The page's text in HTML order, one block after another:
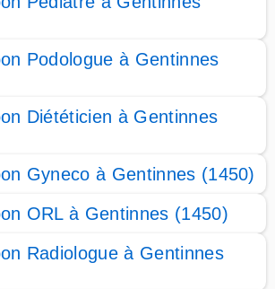
Podologue à Gentinnes
Diététicien à Gentinnes
Gyneco à Gentinnes (1450)
ORL à Gentinnes (1450)
Radiologue à Gentinnes